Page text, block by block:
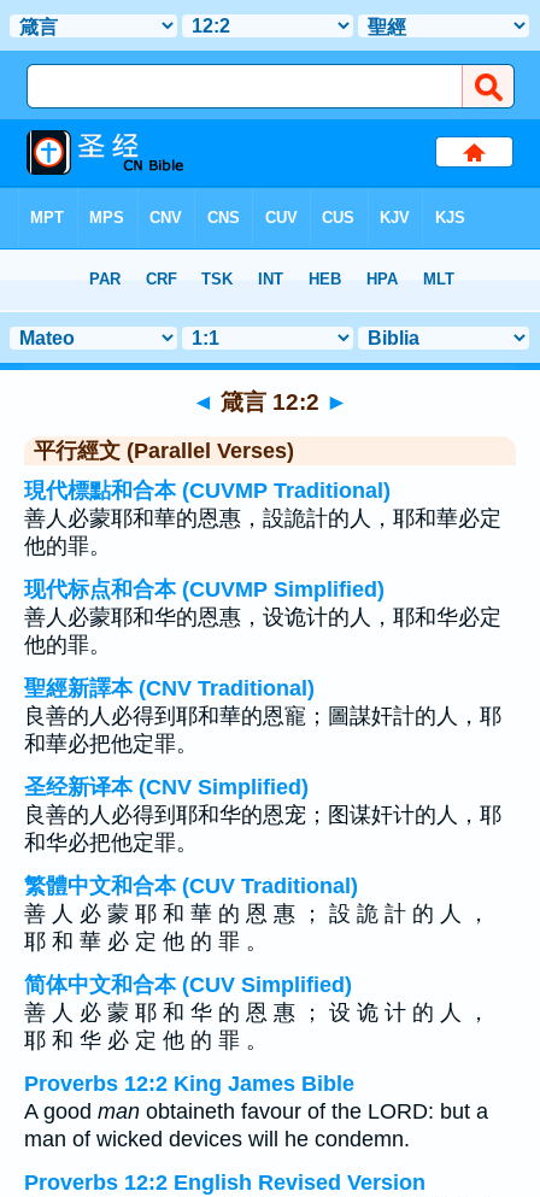
> 聖經金句 2
◄ 箴言 12:2 ►
平行經文 (Parallel Verses)
現代標點和合本 (CUVMP Traditional)
善人必蒙耶和華的恩惠，設詭計的人，耶和華必定
他的罪。
现代标点和合本 (CUVMP Simplified)
善人必蒙耶和华的恩惠，设诡计的人，耶和华必定
他的罪。
聖經新譯本 (CNV Traditional)
良善的人必得到耶和華的恩寵；圖謀奸計的人，耶
和華必把他定罪。
圣经新译本 (CNV Simplified)
良善的人必得到耶和华的恩宠；图谋奸计的人，耶
和华必把他定罪。
繁體中文和合本 (CUV Traditional)
善 人 必 蒙 耶 和 華 的 恩 惠 ； 設 詭 計 的 人 ，
耶 和 華 必 定 他 的 罪 。
简体中文和合本 (CUV Simplified)
善 人 必 蒙 耶 和 华 的 恩 惠 ； 设 诡 计 的 人 ，
耶 和 华 必 定 他 的 罪 。
Proverbs 12:2 King James Bible
A good man obtaineth favour of the LORD: but a
man of wicked devices will he condemn.
Proverbs 12:2 English Revised Version